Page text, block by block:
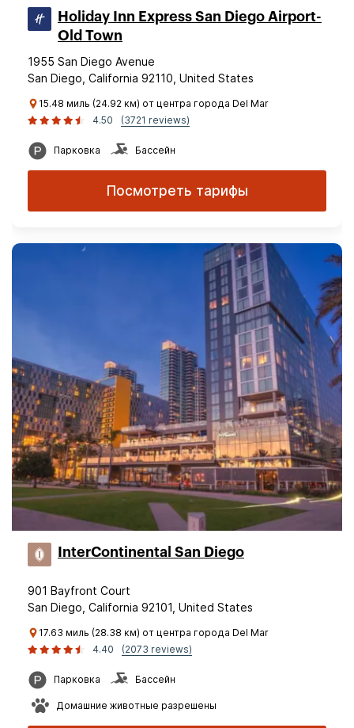
Holiday Inn Express San Diego Airport-
Old Town
1955 San Diego Avenue
San Diego, California 92110, United States
15.48 миль (24.92 км) от центра города Del Mar
4.50
(3721 reviews)
Парковка Бассейн
Посмотреть тарифы
InterContinental San Diego
901 Bayfront Court
San Diego, California 92101, United States
17.63 миль (28.38 км) от центра города Del Mar
4.40
(2073 reviews)
Парковка Бассейн
Домашние животные разрешены